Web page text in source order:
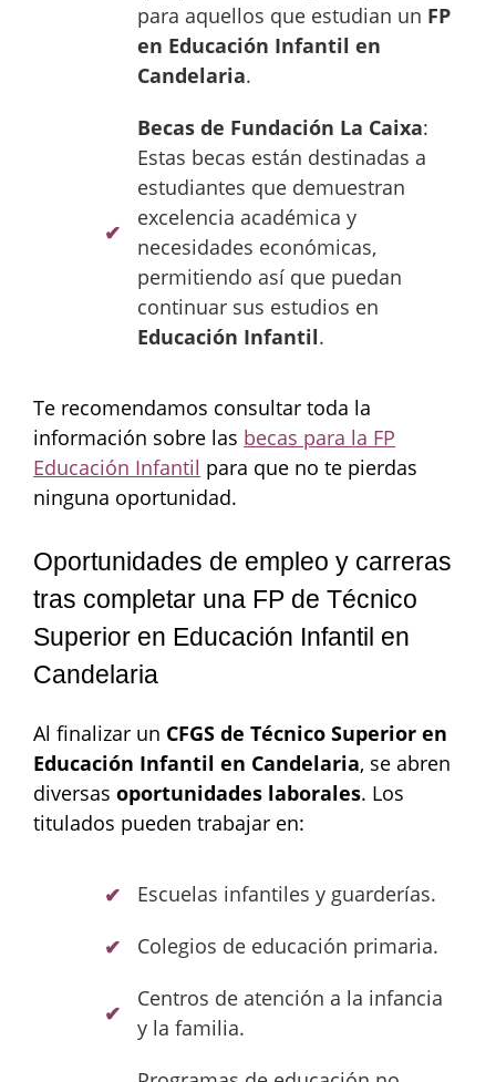
para aquellos que estudian un FP
en Educación Infantil en
Candelaria.
Becas de Fundación La Caixa:
Estas becas están destinadas a
estudiantes que demuestran
excelencia académica y
necesidades económicas,
permitiendo así que puedan
continuar sus estudios en
Educación Infantil.
Te recomendamos consultar toda la
información sobre las becas para la FP
Educación Infantil para que no te pierdas
ninguna oportunidad.
Oportunidades de empleo y carreras
tras completar una FP de Técnico
Superior en Educación Infantil en
Candelaria
Al finalizar un CFGS de Técnico Superior en
Educación Infantil en Candelaria, se abren
diversas oportunidades laborales. Los
titulados pueden trabajar en:
Escuelas infantiles y guarderías.
Colegios de educación primaria.
Centros de atención a la infancia
y la familia.